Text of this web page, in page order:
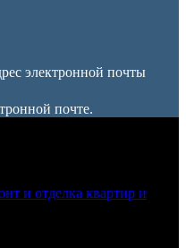
электронной почты
почте.
и отделка квартир и